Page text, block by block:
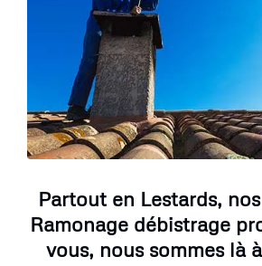
Partout en Lestards,
Ramonage débistrage
vous, nous sommes là